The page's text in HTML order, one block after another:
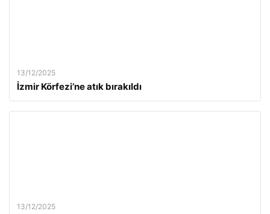
13/12/2025
İzmir Körfezi’ne atık bırakıldı
13/12/2025